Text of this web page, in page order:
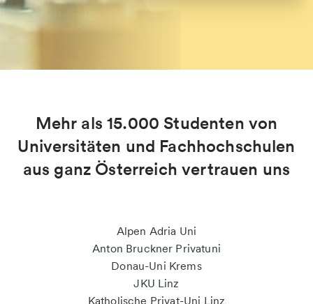
Mehr als 15.000 Studenten von
Universitäten und Fachhochschulen
aus ganz Österreich vertrauen uns
Alpen Adria Uni
Anton Bruckner Privatuni
Donau-Uni Krems
JKU Linz
Katholische Privat-Uni Linz